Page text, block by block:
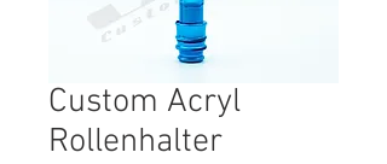
Custom Acryl
Rollenhalter